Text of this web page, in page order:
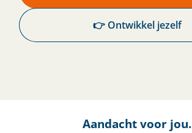
👉 Ontwikkel jezelf
Aandacht voor jou.